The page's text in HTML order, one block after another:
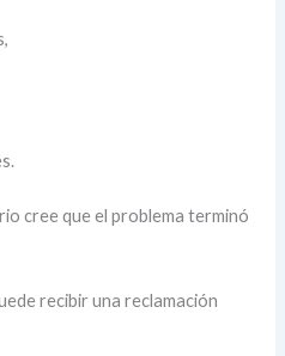
cree que el problema terminó
recibir una reclamación